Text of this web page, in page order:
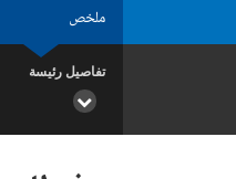
ملخص
تفاصيل رئيسة